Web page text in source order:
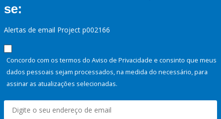
se:
Alertas de email Project p002166
Concordo com os termos do Aviso de Privacidade e consinto que meus
dados pessoais sejam processados, na medida do necessário, para
assinar as atualizações selecionadas.